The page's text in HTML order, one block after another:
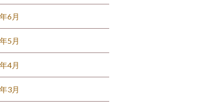
6月
5月
4月
3月